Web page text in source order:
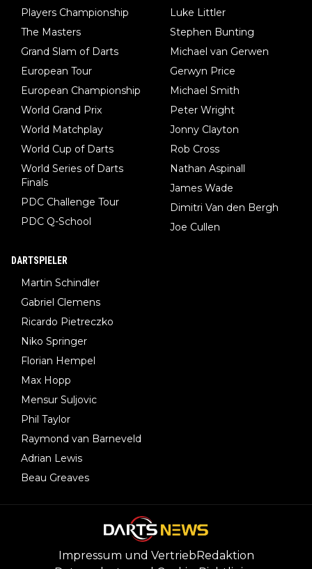
Players Championship
The Masters
Grand Slam of Darts
European Tour
European Championship
World Grand Prix
World Matchplay
World Cup of Darts
World Series of Darts
Finals
PDC Challenge Tour
PDC Q-School
Luke Littler
Stephen Bunting
Michael van Gerwen
Gerwyn Price
Michael Smith
Peter Wright
Jonny Clayton
Rob Cross
Nathan Aspinall
James Wade
Dimitri Van den Bergh
Joe Cullen
DARTSPIELER
Martin Schindler
Gabriel Clemens
Ricardo Pietreczko
Niko Springer
Florian Hempel
Max Hopp
Mensur Suljovic
Phil Taylor
Raymond van Barneveld
Adrian Lewis
Beau Greaves
Impressum und Vertrieb Redaktion